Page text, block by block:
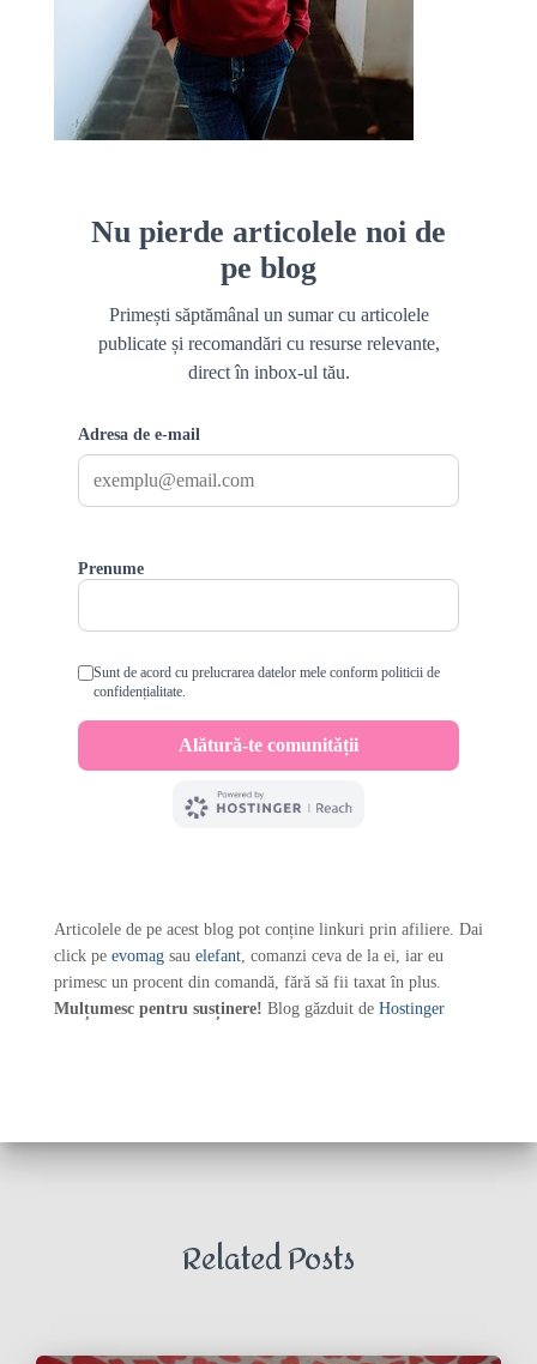
Articolele de pe acest blog pot conține linkuri prin afiliere. Dai
click pe evomag sau elefant, comanzi ceva de la ei, iar eu
primesc un procent din comandă, fără să fii taxat în plus.
Mulțumesc pentru susținere! Blog găzduit de Hostinger
Related Posts